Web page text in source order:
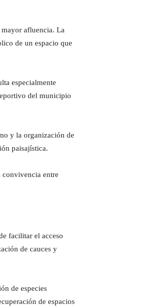
mayor afluencia. La
de un espacio que
especialmente
del municipio
y la organización de
paisajística.
convivencia entre
facilitar el acceso
de cauces y
de especies
de espacios